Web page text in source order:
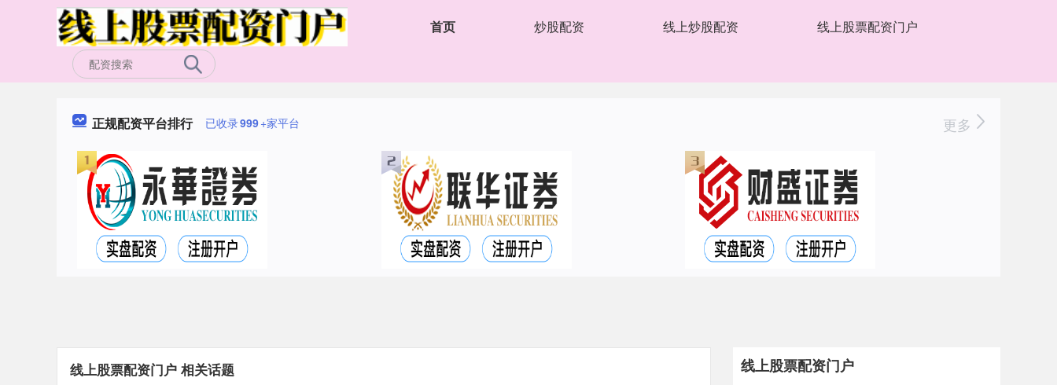
首页 炒股配资 线上炒股配资 线上股票配资门户
正规配资平台排行 已收录999+家平台 更多
线上股票配资门户 相关话题 线上股票配资门户